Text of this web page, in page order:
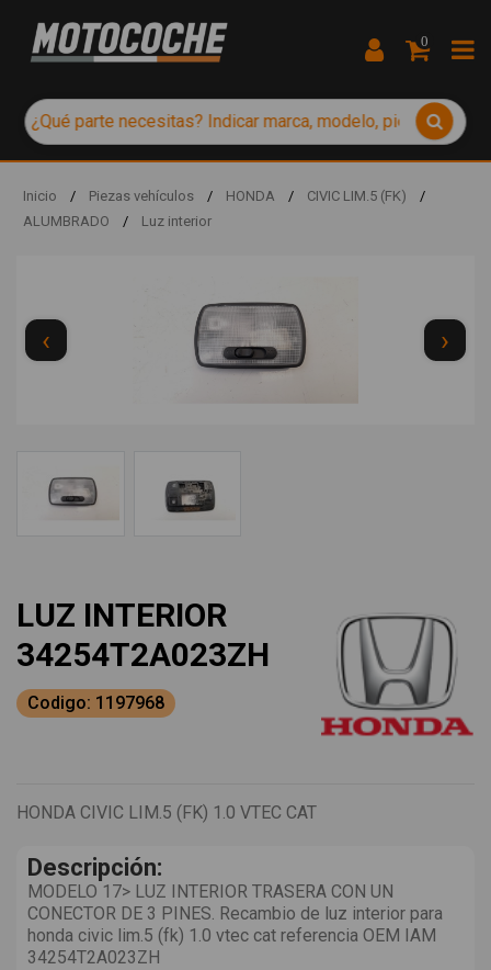
0
Inicio / Piezas vehículos / HONDA / CIVIC LIM.5 (FK)
/
ALUMBRADO
/ Luz interior
‹ ›
LUZ INTERIOR
34254T2A023ZH
Codigo: 1197968
HONDA CIVIC LIM.5 (FK) 1.0 VTEC CAT
Descripción:
MODELO 17> LUZ INTERIOR TRASERA CON UN
CONECTOR DE 3 PINES. Recambio de luz interior para
honda civic lim.5 (fk) 1.0 vtec cat referencia OEM IAM
34254T2A023ZH